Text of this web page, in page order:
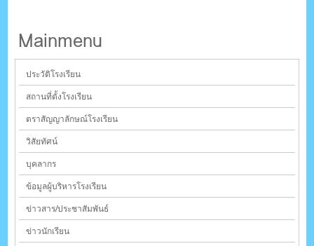
Mainmenu
ประวัติโรงเรียน
สถานที่ตั้งโรงเรียน
ตราสัญญาลักษณ์โรงเรียน
วิสัยทัศน์
บุคลากร
ข้อมูลผู้บริหารโรงเรียน
ข่าวสาร/ประชาสัมพันธ์
ข่าวนักเรียน